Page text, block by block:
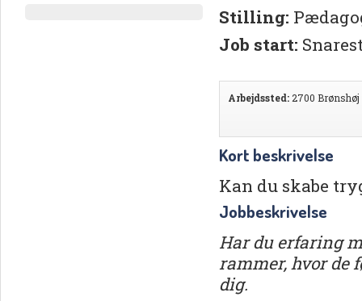
Stilling:
Job start:
Arbejdssted:2700 Brønshøj
Kort beskrivelse
Kan du skabe
Jobbeskrivelse
Har du erfaring
rammer, hvor de
dig.